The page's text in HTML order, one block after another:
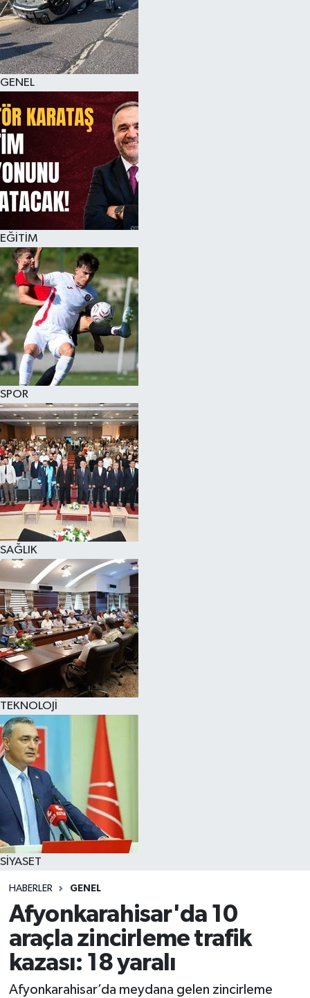
GENEL
EĞİTİM
SPOR
SAĞLIK
TEKNOLOJİ
SİYASET
HABERLER GENEL
Afyonkarahisar'da 10
araçla zincirleme trafik
kazası: 18 yaralı
Afyonkarahisar’da meydana gelen zincirleme
KÜLTÜR SANAT
MAGAZİN
SAĞLIK
SİYASET
SPOR
TEKNOLOJİ
VİZYONDAKİLER
YAŞAM